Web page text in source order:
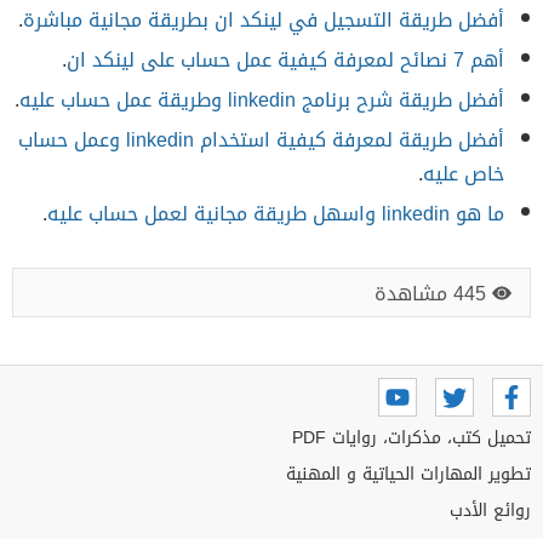
أفضل طريقة التسجيل في لينكد ان بطريقة مجانية مباشرة.
أهم 7 نصائح لمعرفة كيفية عمل حساب على لينكد ان
.
أفضل طريقة شرح برنامج linkedin وطريقة عمل حساب عليه
.
أفضل طريقة لمعرفة كيفية استخدام linkedin وعمل حساب
خاص عليه.
ما هو linkedin واسهل طريقة مجانية لعمل حساب عليه
.
445 مشاهدة
تحميل كتب، مذكرات، روايات PDF
تطوير المهارات الحياتية و المهنية
روائع الأدب